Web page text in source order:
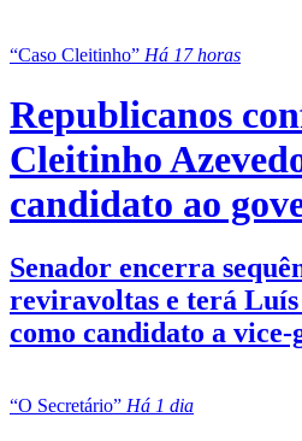
“Caso Cleitinho” Há 17 horas
Republicanos
Cleitinho
candidato ao
Senador encerra
reviravoltas e terá
como candidato a vice-
“O Secretário” Há 1 dia